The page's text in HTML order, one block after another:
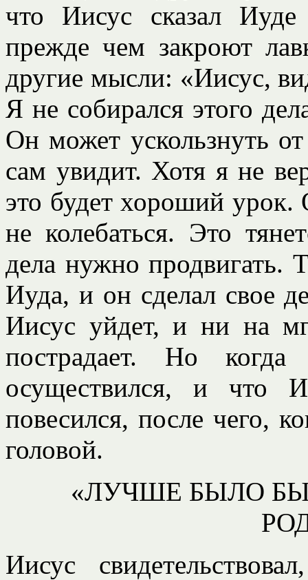
что Иисус сказал
прежде чем закроют
другие мысли: «Иисус,
Я не собирался этого
Он может ускользнуть
сам увидит. Хотя я не
это будет хороший
не колебаться. Это
дела нужно продвигать.
Иуда, и он сделал свое
Иисус уйдет, и ни на
пострадает. Но
осуществился, и что
повесился, после чего,
головой.
«ЛУЧШЕ БЫЛО
Иисус